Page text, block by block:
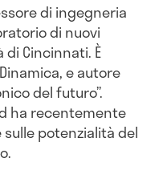
di ingegneria
di nuovi
di Cincinnati. È
e autore
del futuro”.
ha recentemente
potenzialità del